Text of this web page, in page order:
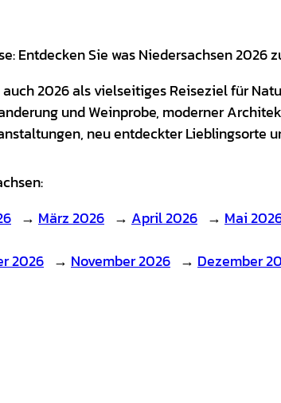
Entdecken Sie was Niedersachsen 2026
2026 als vielseitiges Reiseziel für
und Weinprobe, moderner
neu entdeckter Lieblingsorte
→ März 2026 → April 2026 → Mai
2026 → November 2026 → Dezember